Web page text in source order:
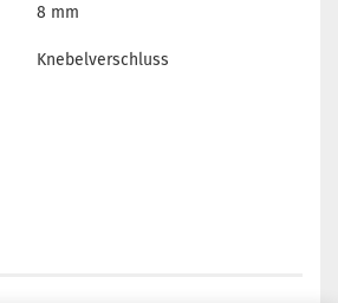
8 mm
Knebelverschluss